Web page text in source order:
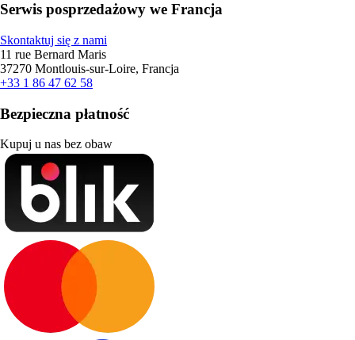
Serwis posprzedażowy we Francja
Skontaktuj się z nami
11 rue Bernard Maris
37270 Montlouis-sur-Loire, Francja
+33 1 86 47 62 58
Bezpieczna płatność
Kupuj u nas bez obaw